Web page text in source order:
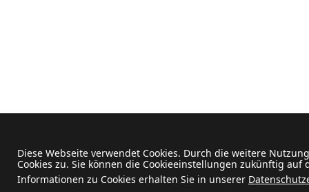
Diese Webseite verwendet Cookies. Durch die weitere
Cookies zu. Sie können die Cookieeinstellungen zukünftig
Informationen zu Cookies erhalten Sie in unserer